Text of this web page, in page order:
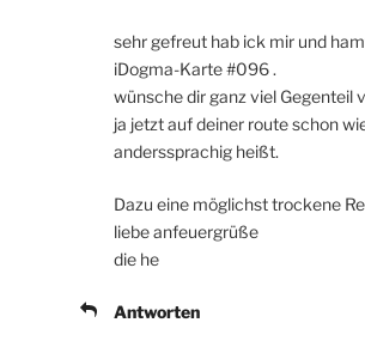
sehr gefreut hab ick mir und
iDogma-Karte #096 .
wünsche dir ganz viel Gegenteil
ja jetzt auf deiner route schon
anderssprachig heißt.
Dazu eine möglichst trockene
liebe anfeuergrüße
die he
Antworten